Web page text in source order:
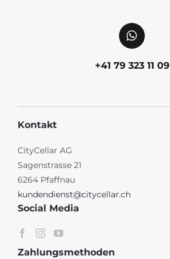
+41 79 323 11 09
Kontakt
CityCellar AG
Sagenstrasse 21
6264 Pfaffnau
kundendienst@citycellar.ch
Social Media
Zahlungsmethoden